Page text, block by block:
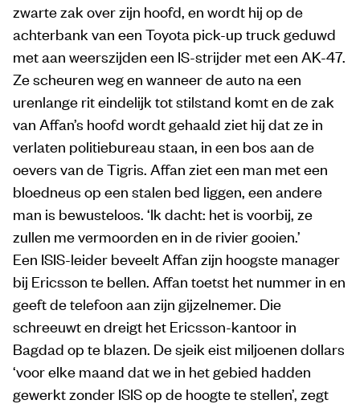
zwarte zak over zijn hoofd, en wordt hij op de
achterbank van een Toyota pick-up truck geduwd
met aan weerszijden een IS-strijder met een AK-47.
Ze scheuren weg en wanneer de auto na een
urenlange rit eindelijk tot stilstand komt en de zak
van Affan’s hoofd wordt gehaald ziet hij dat ze in
verlaten politiebureau staan, in een bos aan de
oevers van de Tigris. Affan ziet een man met een
bloedneus op een stalen bed liggen, een andere
man is bewusteloos. ‘Ik dacht: het is voorbij, ze
zullen me vermoorden en in de rivier gooien.’
Een ISIS-leider beveelt Affan zijn hoogste manager
bij Ericsson te bellen. Affan toetst het nummer in en
geeft de telefoon aan zijn gijzelnemer. Die
schreeuwt en dreigt het Ericsson-kantoor in
Bagdad op te blazen. De sjeik eist miljoenen dollars
‘voor elke maand dat we in het gebied hadden
gewerkt zonder ISIS op de hoogte te stellen’, zegt